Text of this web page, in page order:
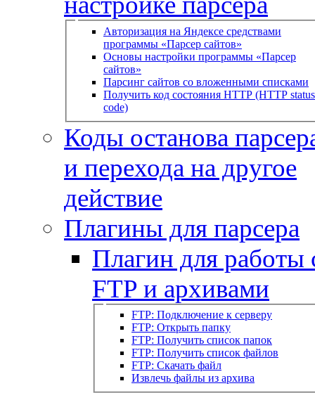
Авторизация на Яндексе средствами
программы «Парсер сайтов»
Основы настройки программы «Парсер
сайтов»
Парсинг сайтов со вложенными списками
Получить код состояния HTTP (HTTP status
code)
Коды останова
и перехода на другое
действие
Плагины для парсера
Плагин для работы
FTP и архивами
FTP: Подключение к серверу
FTP: Открыть папку
FTP: Получить список папок
FTP: Получить список файлов
FTP: Скачать файл
Извлечь файлы из архива